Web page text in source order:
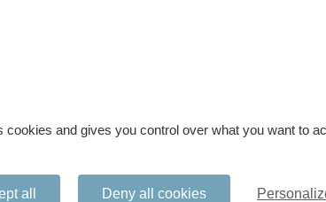
à votre analyse détaillée ainsi que
cookies and gives you control over what you want to
all Deny all cookies